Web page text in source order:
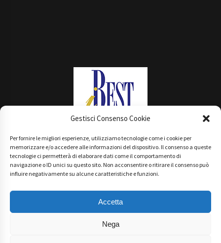
Gestisci Consenso Cookie
Per fornire le migliori esperienze, utilizziamo tecnologie come i cookie per
memorizzare e/o accedere alle informazioni del dispositivo. Il consenso a queste
tecnologie ci permetterà di elaborare dati come il comportamento di
navigazione o ID unici su questo sito. Non acconsentire o ritirare il consenso può
influire negativamente su alcune caratteristiche e funzioni.
Accetta
Nega
Main Partner